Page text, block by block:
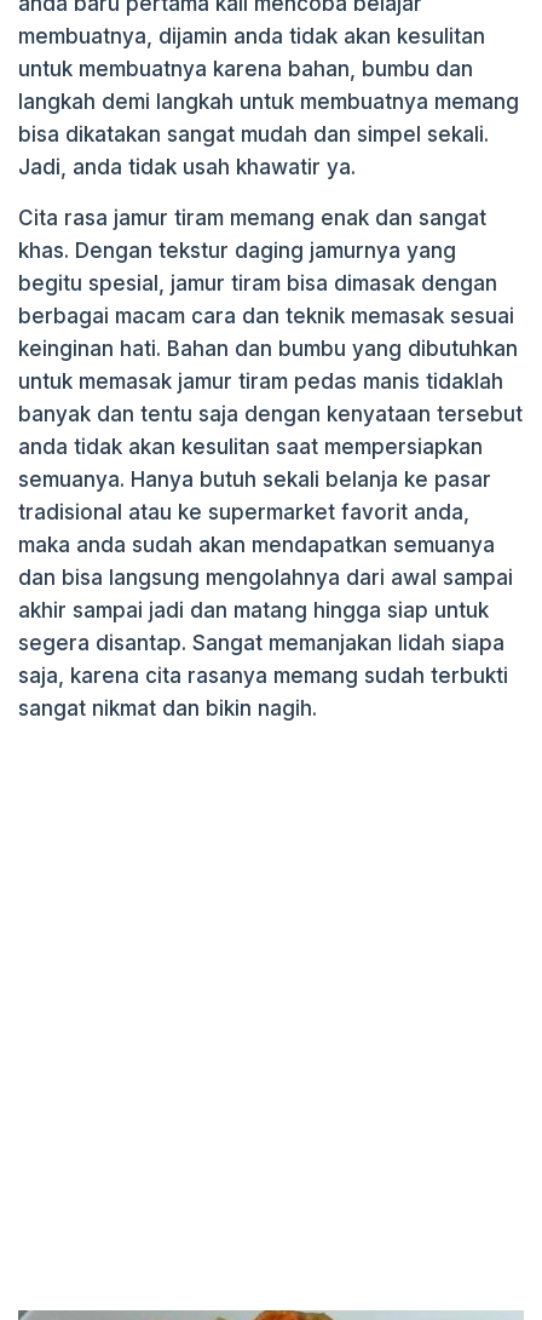
membuatnya, dijamin anda tidak akan kesulitan
untuk membuatnya karena bahan, bumbu dan
langkah demi langkah untuk membuatnya memang
bisa dikatakan sangat mudah dan simpel sekali.
Jadi, anda tidak usah khawatir ya.
Cita rasa jamur tiram memang enak dan sangat
khas. Dengan tekstur daging jamurnya yang
begitu spesial, jamur tiram bisa dimasak dengan
berbagai macam cara dan teknik memasak sesuai
keinginan hati. Bahan dan bumbu yang dibutuhkan
untuk memasak jamur tiram pedas manis tidaklah
banyak dan tentu saja dengan kenyataan tersebut
anda tidak akan kesulitan saat mempersiapkan
semuanya. Hanya butuh sekali belanja ke pasar
tradisional atau ke supermarket favorit anda,
maka anda sudah akan mendapatkan semuanya
dan bisa langsung mengolahnya dari awal sampai
akhir sampai jadi dan matang hingga siap untuk
segera disantap. Sangat memanjakan lidah siapa
saja, karena cita rasanya memang sudah terbukti
sangat nikmat dan bikin nagih.